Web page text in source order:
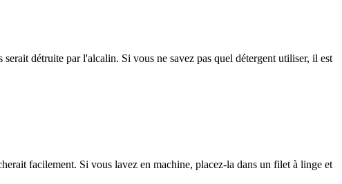
détruite par l'alcalin. Si vous ne savez pas quel détergent utiliser, il est
facilement. Si vous lavez en machine, placez-la dans un filet à linge et